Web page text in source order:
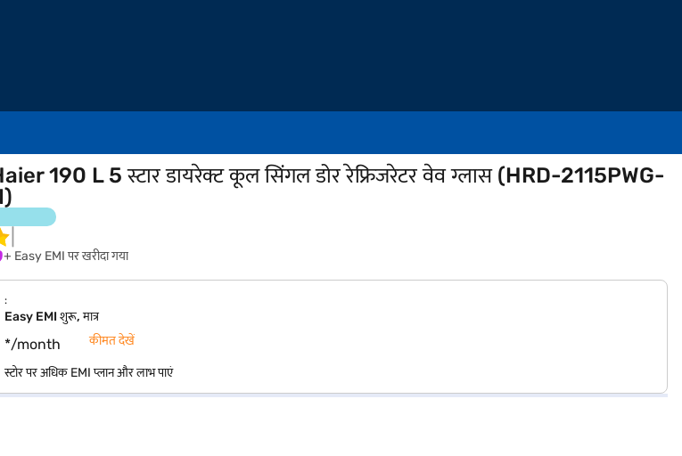
190 L 5 स्टार डायरेक्ट कूल सिंगल डोर रेफ्रिजरेटर वेव ग्लास (HRD-2115PWG-
+ Easy EMI पर खरीदा गया
:
Easy EMI शुरू, मात्र
*/month कीमत देखें
स्टोर पर अधिक EMI प्लान और लाभ पाएं